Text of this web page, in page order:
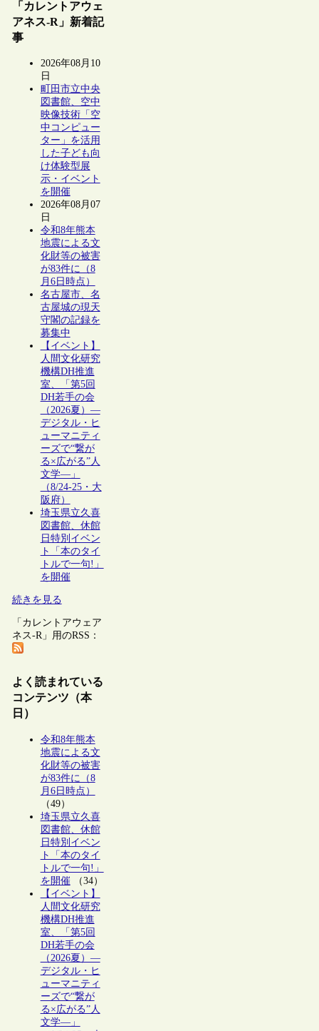
「カレントアウェ
アネス-R」新着記
事
2026年08月10
日
町田市立中央
図書館、空中
映像技術「空
中コンピュー
ター」を活用
した子ども向
け体験型展
示・イベント
を開催
2026年08月07
日
令和8年熊本
地震による文
化財等の被害
が83件に（8
月6日時点）
名古屋市、名
古屋城の現天
守閣の記録を
募集中
【イベント】
人間文化研究
機構DH推進
室、「第5回
DH若手の会
（2026夏）―
デジタル・ヒ
ューマニティ
ーズで“繋が
る×広がる”人
文学―」
（8/24-25・大
阪府）
埼玉県立久喜
図書館、休館
日特別イベン
ト「本のタイ
トルで一句!」
を開催
続きを見る
「カレントアウェア
ネス-R」用のRSS：
よく読まれている
コンテンツ（本
日）
令和8年熊本
地震による文
化財等の被害
が83件に（8
月6日時点）
（49）
埼玉県立久喜
図書館、休館
日特別イベン
ト「本のタイ
トルで一句!」
を開催（34）
【イベント】
人間文化研究
機構DH推進
室、「第5回
DH若手の会
（2026夏）―
デジタル・ヒ
ューマニティ
ーズで“繋が
る×広がる”人
文学―」